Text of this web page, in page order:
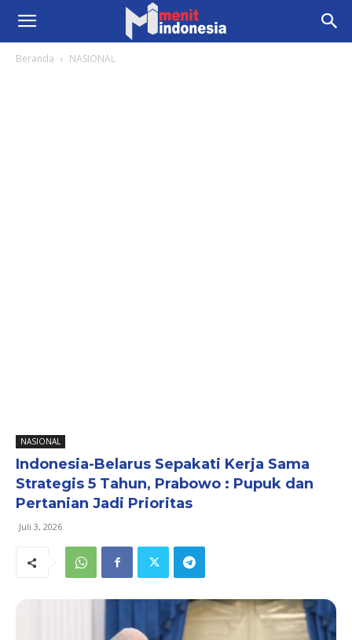
Beranda NASIONAL
NASIONAL
Indonesia-Belarus Sepakati Kerja Sama
Strategis 5 Tahun, Prabowo : Pupuk dan
Pertanian Jadi Prioritas
Juli 3, 2026